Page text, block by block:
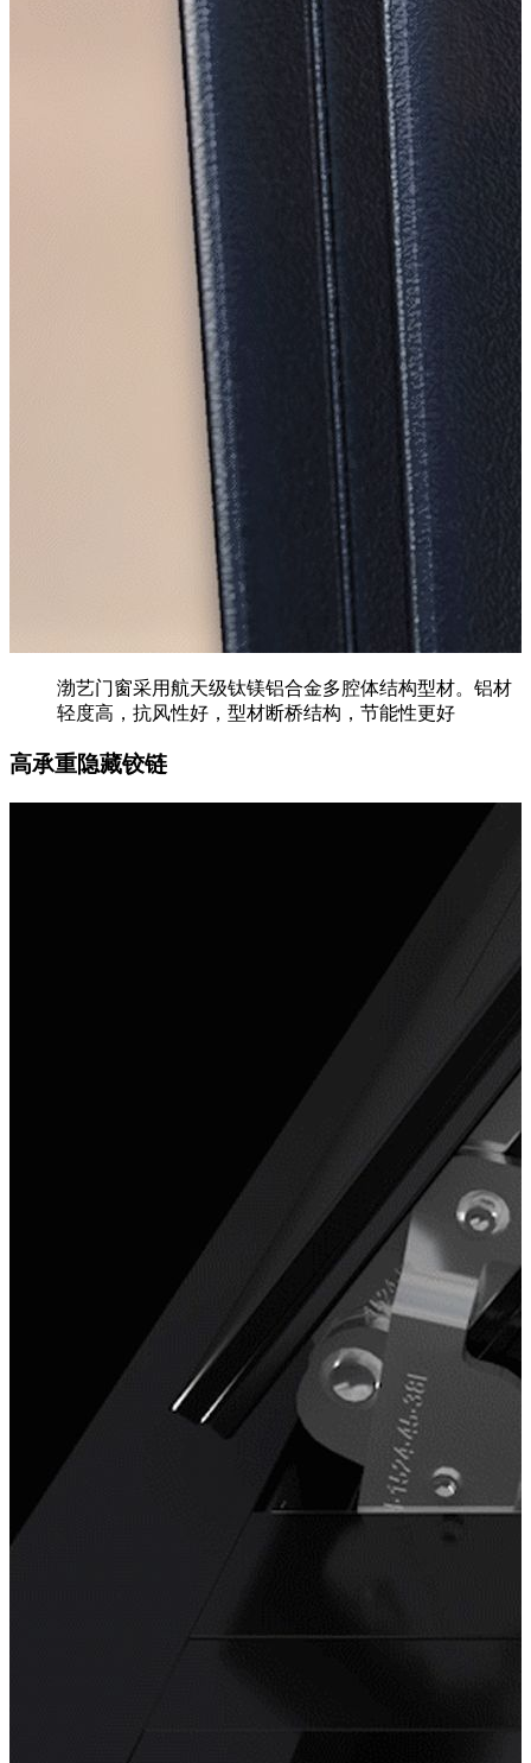
渤艺门窗采用航天级钛镁铝合金多腔体结构型材。铝材
轻度高，抗风性好，型材断桥结构，节能性更好
高承重隐藏铰链